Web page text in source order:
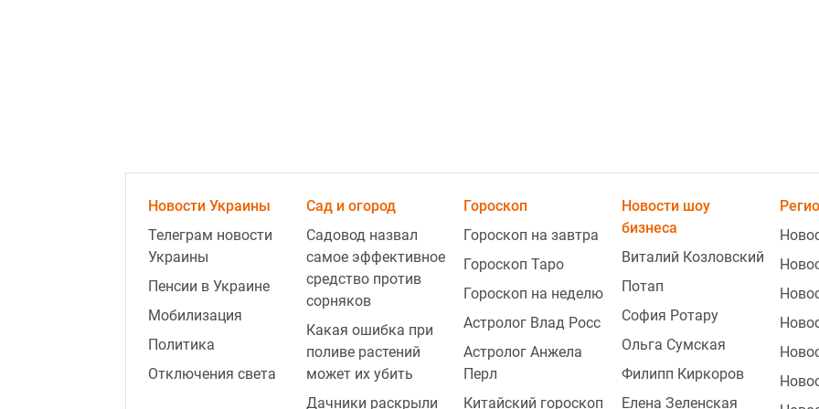
Новости Украины
Телеграм новости
Украины
Пенсии в Украине
Мобилизация
Политика
Отключения света
Сад и огород
Садовод назвал
самое эффективное
средство против
сорняков
Какая ошибка при
поливе растений
может их убить
Дачники раскрыли
Гороскоп
Гороскоп на завтра
Гороскоп Таро
Гороскоп на неделю
Астролог Влад Росс
Астролог Анжела
Перл
Китайский гороскоп
Новости шоу
бизнеса
Виталий Козловский
Потап
София Ротару
Ольга Сумская
Филипп Киркоров
Елена Зеленская